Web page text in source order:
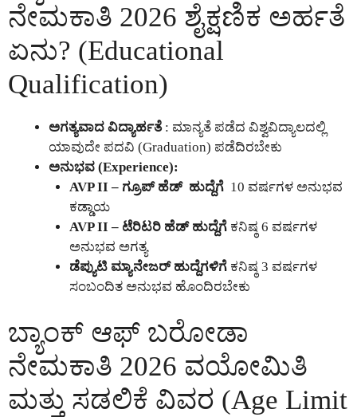
ನೇಮಕಾತಿ 2026 ಶೈಕ್ಷಣಿಕ ಅರ್ಹತೆ
ಏನು? (Educational
Qualification)
ಅಗತ್ಯವಾದ ವಿದ್ಯಾರ್ಹತೆ : ಮಾನ್ಯತೆ ಪಡೆದ ವಿಶ್ವವಿದ್ಯಾಲದಲ್ಲಿ
ಯಾವುದೇ ಪದವಿ (Graduation) ಪಡೆದಿರಬೇಕು
ಅನುಭವ (Experience):
AVP II – ಗ್ರೂಪ್ ಹೆಡ್ ಹುದ್ದೆಗೆ10 ವರ್ಷಗಳ ಅನುಭವ
ಕಡ್ಡಾಯ
AVP II – ಟೆರಿಟರಿ ಹೆಡ್ ಹುದ್ದೆಗೆಕನಿಷ್ಠ 6 ವರ್ಷಗಳ
ಅನುಭವ ಅಗತ್ಯ
ಡೆಪ್ಯುಟಿ ಮ್ಯಾನೇಜರ್ ಹುದ್ದೆಗಳಿಗೆಕನಿಷ್ಠ 3 ವರ್ಷಗಳ
ಸಂಬಂದಿತ ಅನುಭವ ಹೊಂದಿರಬೇಕು
ಬ್ಯಾಂಕ್ ಆಫ್ ಬರೋಡಾ
ನೇಮಕಾತಿ 2026 ವಯೋಮಿತಿ
ಮತ್ತು ಸಡಲಿಕೆ ವಿವರ (Age Limit